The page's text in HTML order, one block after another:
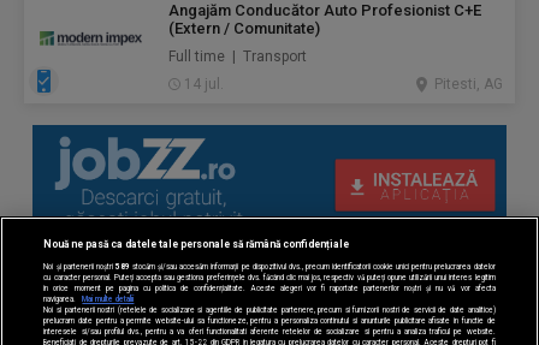
Angajăm Conducător Auto Profesionist C+E
(Extern / Comunitate)
Full time | Transport
14 jul.
Pitesti, AG
Nouă ne pasă ca datele tale personale să rămână confidențiale
Noi și partenerii noștri 589 stocăm și/sau accesăm informații pe dispozitivul dvs., precum identificatorii cookie unici pentru prelucrarea datelor
cu caracter personal. Puteți accepta sau gestiona preferințele dvs. făcând clic mai jos, respectiv vă puteți opune utilizării unui interes legitim
în orice moment pe pagina cu politica de confidențialitate. Aceste alegeri vor fi raportate partenerilor noștri și nu vă vor afecta
navigarea.
Mai multe detalii
Noi si partenerii nostri (retelele de socializare si agentiile de publicitate partenere, precum si furnizorii nostri de servicii de date analitice)
prelucram date pentru a permite website-ului sa functioneze, pentru a personaliza continutul si anunturile publicitare afisate in functie de
interesele si/sau profilul dvs., pentru a va oferi functionalitati aferente retelelor de socializare si pentru a analiza traficul pe website.
Beneficiati de drepturile prevazute de art. 15-22 din GDPR in legatura cu prelucrarea datelor cu caracter personal. Aceste drepturi pot fi